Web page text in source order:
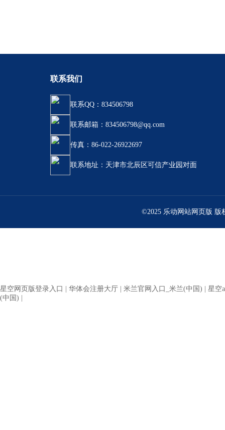
联系我们
联系QQ：834506798
联系邮箱：834506798@qq.com
传真：86-022-26922697
联系地址：天津市北辰区可信产业园对面
©2025 乐动网站网页版 版
星空网页版登录入口 华体会注册大厅 米兰官网入口_米兰(中国)
星空
(中国)